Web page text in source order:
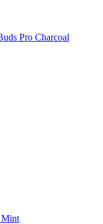
Pro Charcoal
Mint